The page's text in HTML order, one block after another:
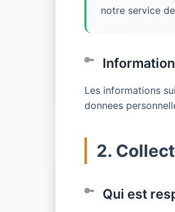
notre service
Les informations
donnees
2.
Qui est